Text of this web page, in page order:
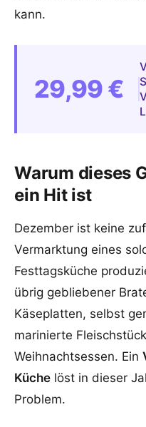
kann.
29,99 €
Warum dieses
ein Hit ist
Dezember ist keine
Vermarktung eines
Festtagsküche
übrig gebliebener
Käseplatten, selbst
marinierte
Weihnachtsessen. Ein
Küche löst in dieser
Problem.